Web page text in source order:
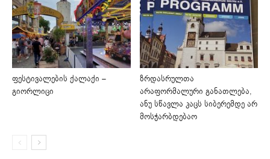
ფესტივალების ქალაქი –
გიორლიცი
ზრდასრულთა
არაფორმალური განათლება,
ანუ სწავლა კაცს სიბერემდე არ
მოსჭარბდებაო